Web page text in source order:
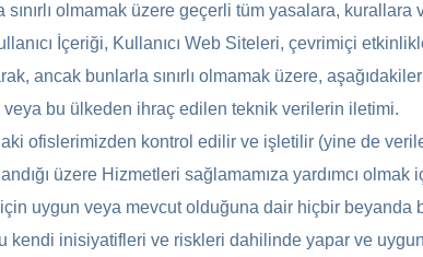
olmamak üzere geçerli tüm yasalara,
İçeriği, Kullanıcı Web Siteleri, çevrimiçi
ancak bunlarla sınırlı olmamak üzere,
bu ülkeden ihraç edilen teknik verilerin iletimi.
ofislerimizden kontrol edilir ve işletilir (yine de
üzere Hizmetleri sağlamamıza yardımcı
uygun veya mevcut olduğuna dair hiçbir beyanda
kendi inisiyatifleri ve riskleri dahilinde yapar ve